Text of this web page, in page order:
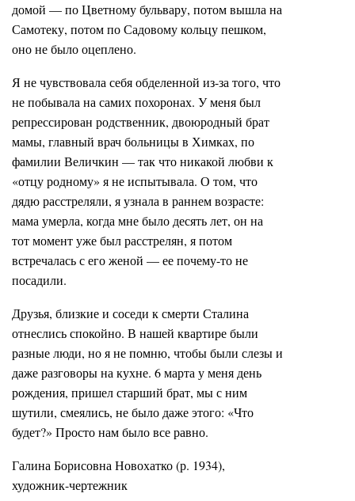
домой — по Цветному бульвару, потом вышла на
Самотеку, потом по Садовому кольцу пешком,
оно не было оцеплено.
Я не чувствовала себя обделенной из-за того, что
не побывала на самих похоронах. У меня был
репрессирован родственник, двоюродный брат
мамы, главный врач больницы в Химках, по
фамилии Величкин — так что никакой любви к
«отцу родному» я не испытывала. О том, что
дядю расстреляли, я узнала в раннем возрасте:
мама умерла, когда мне было десять лет, он на
тот момент уже был расстрелян, я потом
встречалась с его женой — ее почему-то не
посадили.
Друзья, близкие и соседи к смерти Сталина
отнеслись спокойно. В нашей квартире были
разные люди, но я не помню, чтобы были слезы и
даже разговоры на кухне. 6 марта у меня день
рождения, пришел старший брат, мы с ним
шутили, смеялись, не было даже этого: «Что
будет?» Просто нам было все равно.
Галина Борисовна Новохатко (р. 1934),
художник-чертежник